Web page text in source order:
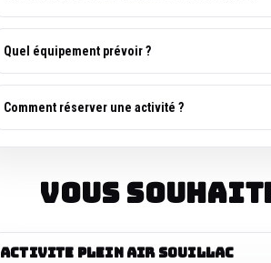
Quel équipement prévoir ?
Comment réserver une activité ?
Vous
ACTIVITE PLEIN AIR SOUILLAC